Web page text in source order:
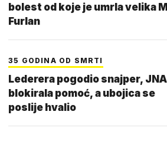
bolest od koje je umrla velika
Furlan
35 GODINA OD SMRTI
Lederera pogodio snajper, JNA
blokirala pomoć, a ubojica se
poslije hvalio